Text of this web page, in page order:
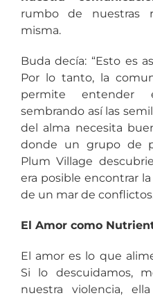
rumbo de nuestras
misma.
Buda decía: “Esto es
Por lo tanto, la
permite entender
sembrando así las
del alma necesita
donde un grupo de
Plum Village
era posible encontrar
de un mar de
El Amor como
El amor es lo que
Si lo descuidamos,
nuestra violencia,